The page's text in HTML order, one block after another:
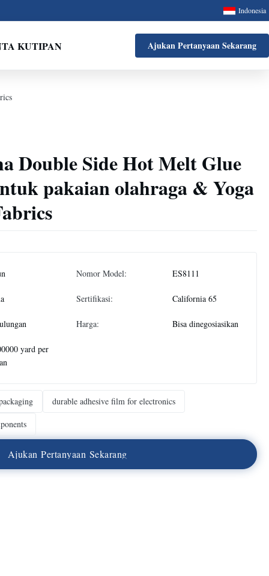
Indonesia
KUTIPAN Ajukan Pertanyaan Sekarang
Double Side Hot Melt Glue
pakaian olahraga & Yoga
Nomor Model: ES8111
Sertifikasi: California 65
Harga: Bisa dinegosiasikan
yard per
durable adhesive film for electronics
Ajukan Pertanyaan Sekarang